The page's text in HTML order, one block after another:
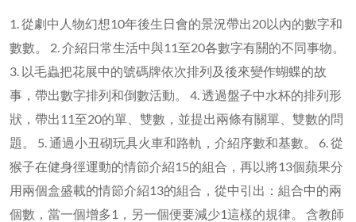
1. 從劇中人物幻想10年後生日會的景況帶出20以內的數字和
數數。 2. 介紹日常生活中與11至20各數字有關的不同事物。
3. 以毛蟲把花展中的號碼牌依次排列及後來變作蝴蝶的故
事，帶出數字排列和倒數活動。 4. 透過盤子中水杯的排列形
狀，帶出11至20的單、雙數，並提出兩條有關單、雙數的問
題。 5. 通過小丑砌玩具火車和路軌，介紹序數和基數。 6. 從
猴子在健身徑運動的情節介紹15的組合，再以將13個蘋果分
用兩個盒盛載的情節介紹13的組合，從中引出：組合中的兩
個數，當一個增多1，另一個便要減少1這樣的規律。 含教師